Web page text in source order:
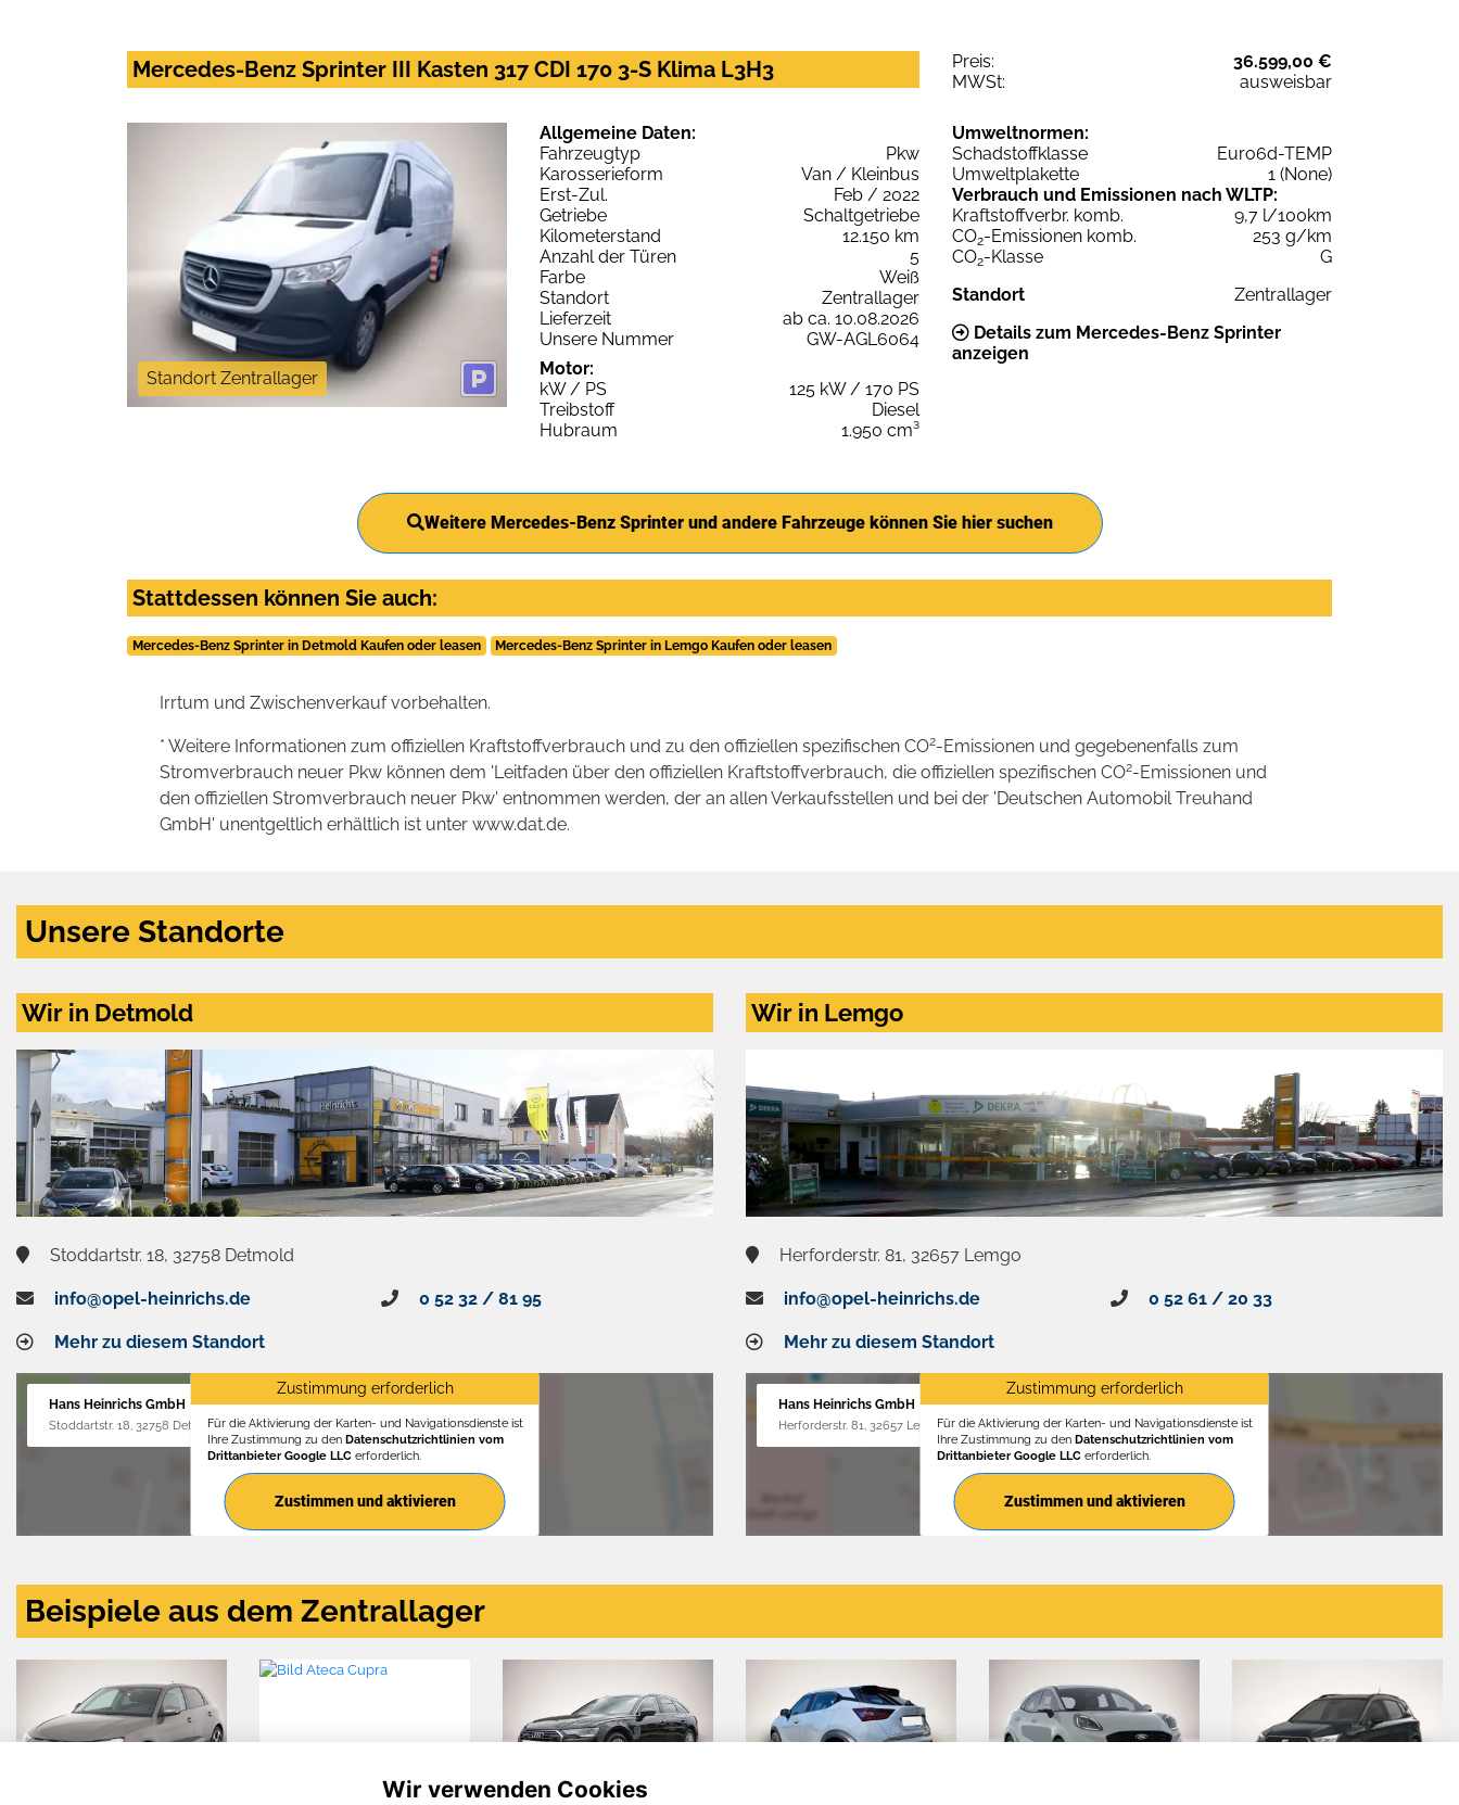
Mercedes-Benz Sprinter III Kasten 317 CDI 170 3-S Klima L3H3 Preis:
36.599,00 €
MWSt:
ausweisbar
Standort Zentrallager
Allgemeine Daten:
Fahrzeugtyp
Pkw
Karosserieform
Van / Kleinbus
Erst-Zul.
Feb / 2022
Getriebe
Schaltgetriebe
Kilometerstand
12.150 km
Anzahl der Türen
5
Farbe
Weiß
Standort
Zentrallager
Lieferzeit
ab ca. 10.08.2026
Unsere Nummer
GW-AGL6064
Motor:
kW / PS
125 kW / 170 PS
Treibstoff
Diesel
Hubraum
1.950 cm³
Umweltnormen:
Schadstoffklasse
Euro6d-TEMP
Umweltplakette
1 (None)
Verbrauch und Emissionen nach WLTP:
Kraftstoffverbr. komb.
9,7 l/100km
CO2-Emissionen komb.
253 g/km
CO2-Klasse
G
Standort
Zentrallager
Details zum Mercedes-Benz Sprinter
anzeigen
Weitere Mercedes-Benz Sprinter und andere Fahrzeuge können Sie hier suchen
Stattdessen können Sie auch:
Mercedes-Benz Sprinter in Detmold Kaufen oder leasen Mercedes-Benz Sprinter in Lemgo Kaufen oder leasen
Irrtum und Zwischenverkauf vorbehalten.
* Weitere Informationen zum offiziellen Kraftstoffverbrauch und zu den offiziellen spezifischen CO2-Emissionen und gegebenenfalls zum
Stromverbrauch neuer Pkw können dem 'Leitfaden über den offiziellen Kraftstoffverbrauch, die offiziellen spezifischen CO2-Emissionen und
den offiziellen Stromverbrauch neuer Pkw' entnommen werden, der an allen Verkaufsstellen und bei der 'Deutschen Automobil Treuhand
GmbH' unentgeltlich erhältlich ist unter www.dat.de.
Unsere Standorte
Wir in Detmold
Stoddartstr. 18, 32758 Detmold
info@opel-heinrichs.de 0 52 32 / 81 95
Mehr zu diesem Standort
Hans Heinrichs GmbH
Stoddartstr. 18, 32758 Detmold
Zustimmung erforderlich
Für die Aktivierung der Karten- und Navigationsdienste ist
Ihre Zustimmung zu den Datenschutzrichtlinien vom
Drittanbieter Google LLCerforderlich.
Zustimmen und aktivieren
Wir in Lemgo
Herforderstr. 81, 32657 Lemgo
info@opel-heinrichs.de 0 52 61 / 20 33
Mehr zu diesem Standort
Hans Heinrichs GmbH
Herforderstr. 81, 32657 Lemgo
Zustimmung erforderlich
Für die Aktivierung der Karten- und Navigationsdienste ist
Ihre Zustimmung zu den Datenschutzrichtlinien vom
Drittanbieter Google LLCerforderlich.
Zustimmen und aktivieren
Beispiele aus dem Zentrallager
Wir verwenden Cookies